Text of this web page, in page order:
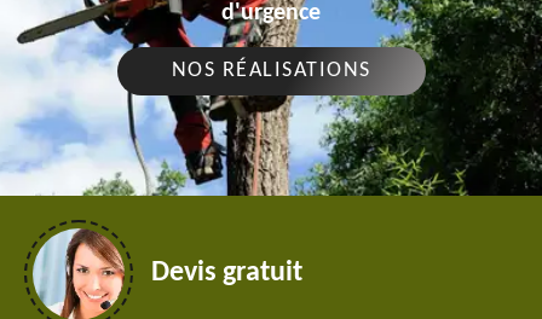
d'urgence
NOS RÉALISATIONS
Devis gratuit